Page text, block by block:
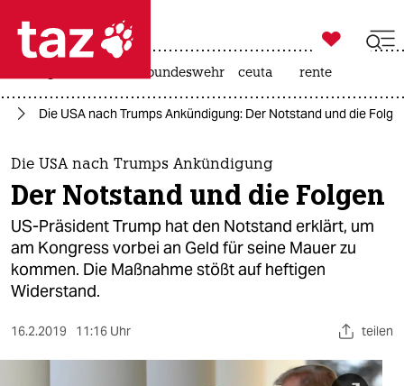
 taz zahl ich
taz zahl ich
themen
politik
öko
gesellschaft
kultur
sport

taz zahl ich
bundeswehr ceuta rente
Die USA nach Trumps Ankündigung: Der Notstand und die
Die USA nach Trumps Ankündigung
Der Notstand und die Folgen
US-Präsident Trump hat den Notstand erklärt, um
am Kongress vorbei an Geld für seine Mauer zu
kommen. Die Maßnahme stößt auf heftigen
Widerstand.
16.2.2019 11:16 Uhr teilen